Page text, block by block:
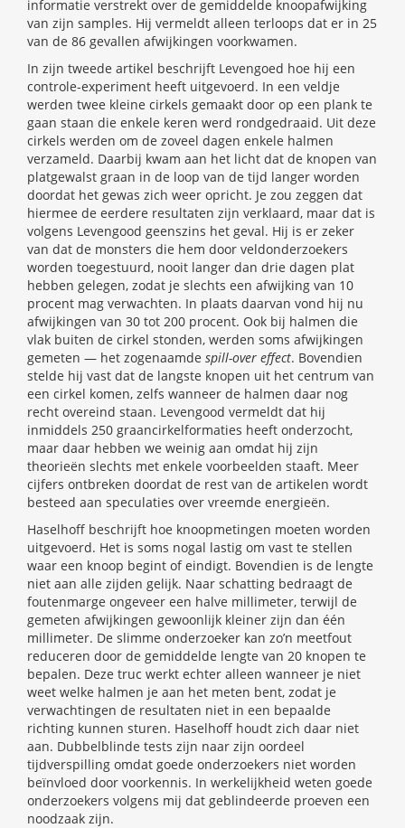
informatie verstrekt over de gemiddelde knoopafwijking
van zijn samples. Hij vermeldt alleen terloops dat er in 25
van de 86 gevallen afwijkingen voorkwamen.
In zijn tweede artikel beschrijft Levengoed hoe hij een
controle-experiment heeft uitgevoerd. In een veldje
werden twee kleine cirkels gemaakt door op een plank te
gaan staan die enkele keren werd rondgedraaid. Uit deze
cirkels werden om de zoveel dagen enkele halmen
verzameld. Daarbij kwam aan het licht dat de knopen van
platgewalst graan in de loop van de tijd langer worden
doordat het gewas zich weer opricht. Je zou zeggen dat
hiermee de eerdere resultaten zijn verklaard, maar dat is
volgens Levengood geenszins het geval. Hij is er zeker
van dat de monsters die hem door veldonderzoekers
worden toegestuurd, nooit langer dan drie dagen plat
hebben gelegen, zodat je slechts een afwijking van 10
procent mag verwachten. In plaats daarvan vond hij nu
afwijkingen van 30 tot 200 procent. Ook bij halmen die
vlak buiten de cirkel stonden, werden soms afwijkingen
gemeten — het zogenaamde spill-over effect. Bovendien
stelde hij vast dat de langste knopen uit het centrum van
een cirkel komen, zelfs wanneer de halmen daar nog
recht overeind staan. Levengood vermeldt dat hij
inmiddels 250 graancirkelformaties heeft onderzocht,
maar daar hebben we weinig aan omdat hij zijn
theorieën slechts met enkele voorbeelden staaft. Meer
cijfers ontbreken doordat de rest van de artikelen wordt
besteed aan speculaties over vreemde energieën.
Haselhoff beschrijft hoe knoopmetingen moeten worden
uitgevoerd. Het is soms nogal lastig om vast te stellen
waar een knoop begint of eindigt. Bovendien is de lengte
niet aan alle zijden gelijk. Naar schatting bedraagt de
foutenmarge ongeveer een halve millimeter, terwijl de
gemeten afwijkingen gewoonlijk kleiner zijn dan één
millimeter. De slimme onderzoeker kan zo’n meetfout
reduceren door de gemiddelde lengte van 20 knopen te
bepalen. Deze truc werkt echter alleen wanneer je niet
weet welke halmen je aan het meten bent, zodat je
verwachtingen de resultaten niet in een bepaalde
richting kunnen sturen. Haselhoff houdt zich daar niet
aan. Dubbelblinde tests zijn naar zijn oordeel
tijdverspilling omdat goede onderzoekers niet worden
beïnvloed door voorkennis. In werkelijkheid weten goede
onderzoekers volgens mij dat geblindeerde proeven een
noodzaak zijn.